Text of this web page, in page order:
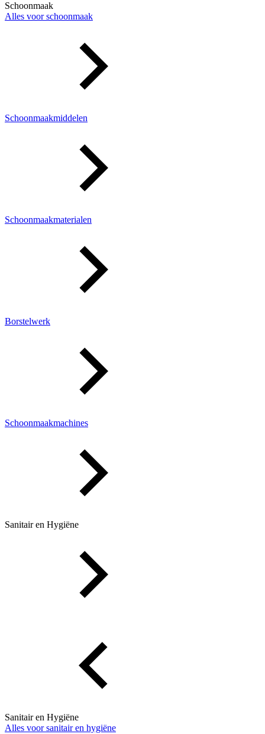
Schoonmaak
Alles voor schoonmaak
Schoonmaakmiddelen
Schoonmaakmaterialen
Borstelwerk
Schoonmaakmachines
Sanitair en Hygiëne
Sanitair en Hygiëne
Alles voor sanitair en hygiëne